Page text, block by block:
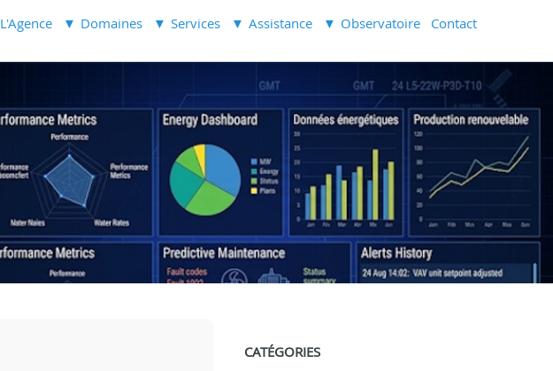
L'Agence Domaines Services Assistance Observatoire Contact
CATÉGORIES